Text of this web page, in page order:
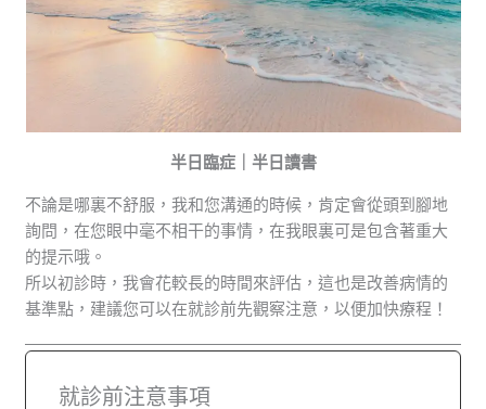
半日臨症｜半日讀書
不論是哪裏不舒服，我和您溝通的時候，肯定會從頭到腳地
詢問，在您眼中毫不相干的事情，在我眼裏可是包含著重大
的提示哦。
所以初診時，我會花較長的時間來評估，這也是改善病情的
基準點，建議您可以在就診前先觀察注意，以便加快療程！
就診前注意事項